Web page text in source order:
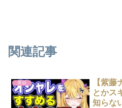
関連記事
美容
【紫
とかス
知らな